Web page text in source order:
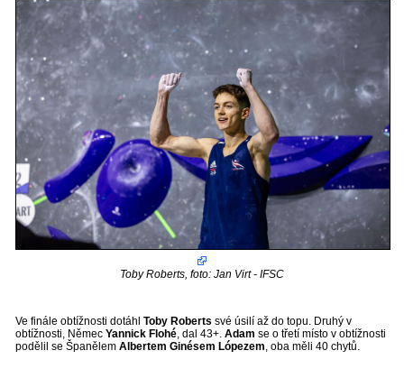
Toby Roberts, foto: Jan Virt - IFSC
Ve finále obtížnosti dotáhl Toby Roberts své úsilí až do topu. Druhý v
obtížnosti, Němec Yannick Flohé, dal 43+. Adam se o třetí místo v obtížnosti
podělil se Španělem Albertem Ginésem Lópezem, oba měli 40 chytů.